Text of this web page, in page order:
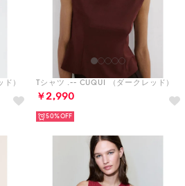
） Tシャツ .-- CUQUI （ダークレッド）
￥2,990
50%